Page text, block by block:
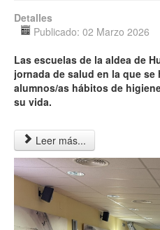
Detalles
Publicado: 02 Marzo 2026
Las escuelas de la aldea de
jornada de salud en la que
alumnos/as hábitos de
su vida.
Leer más...